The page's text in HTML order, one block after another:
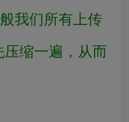
我们所有上传
缩一遍，从而